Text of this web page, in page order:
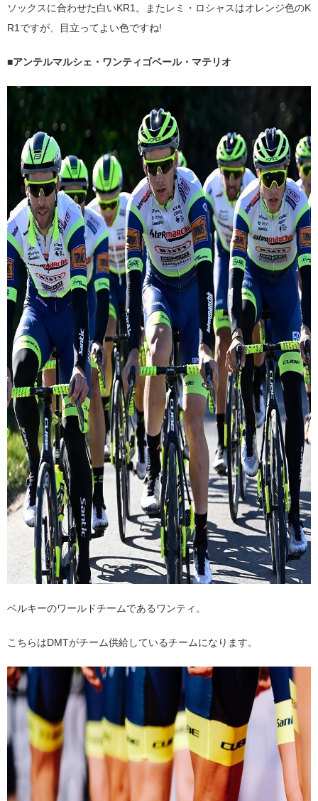
ソックスに合わせた白いKR1。またレミ・ロシャスはオレンジ色のK
R1ですが、目立ってよい色ですね!
■アンテルマルシェ・ワンティゴベール・マテリオ
ベルキーのワールドチームであるワンティ。
こちらはDMTがチーム供給しているチームになります。